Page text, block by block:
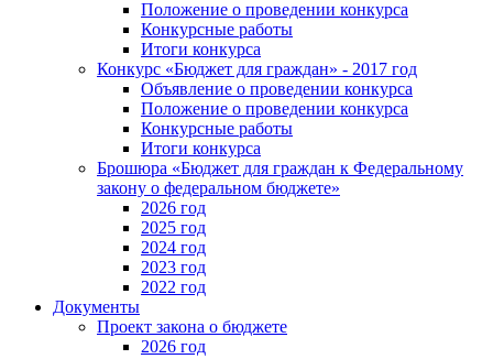
Положение о проведении конкурса
Конкурсные работы
Итоги конкурса
Конкурс «Бюджет для граждан» - 2017 год
Объявление о проведении конкурса
Положение о проведении конкурса
Конкурсные работы
Итоги конкурса
Брошюра «Бюджет для граждан к Федеральному
закону о федеральном бюджете»
2026 год
2025 год
2024 год
2023 год
2022 год
Документы
Проект закона о бюджете
2026 год